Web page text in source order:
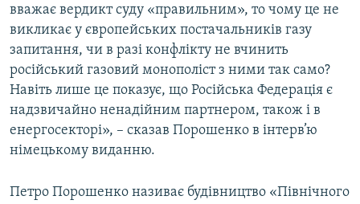
вважає вердикт суду «правильним», то чому це не
викликає у європейських постачальників газу
запитання, чи в разі конфлікту не вчинить
російський газовий монополіст з ними так само?
Навіть лише це показує, що Російська Федерація є
надзвичайно ненадійним партнером, також і в
енергосекторі», – сказав Порошенко в інтерв’ю
німецькому виданню.
Петро Порошенко називає будівництво «Північного